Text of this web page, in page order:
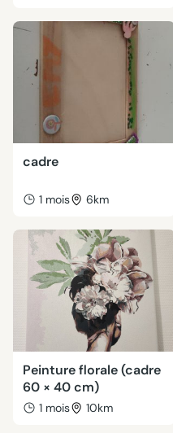
cadre
1 mois 6km
Peinture florale (cadre
60 × 40 cm)
1 mois 10km